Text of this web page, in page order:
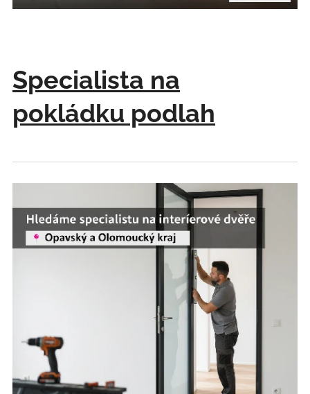
Specialista na
pokládku podlah